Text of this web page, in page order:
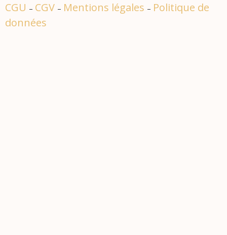
CGU – CGV – Mentions légales – Politique de
données